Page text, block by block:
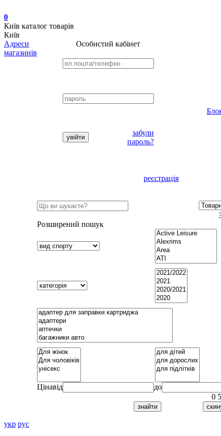
0
Київ каталог товарів
Київ
Адреси
магазинів
Особистий кабінет
забули
пароль?
реєстрація
Розширений пошук
Цінавід
до
0
укр рус